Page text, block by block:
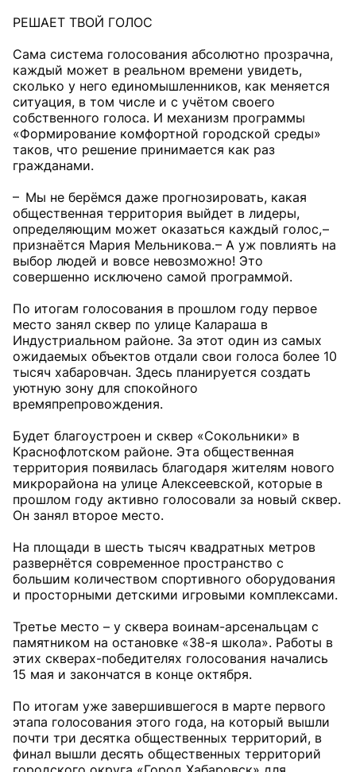
РЕШАЕТ ТВОЙ ГОЛОС
Сама система голосования абсолютно прозрачна,
каждый может в реальном времени увидеть,
сколько у него единомышленников, как меняется
ситуация, в том числе и с учётом своего
собственного голоса. И механизм программы
«Формирование комфортной городской среды»
таков, что решение принимается как раз
гражданами.
– Мы не берёмся даже прогнозировать, какая
общественная территория выйдет в лидеры,
определяющим может оказаться каждый голос, –
признаётся Мария Мельникова. – А уж повлиять на
выбор людей и вовсе невозможно! Это
совершенно исключено самой программой.
По итогам голосования в прошлом году первое
место занял сквер по улице Калараша в
Индустриальном районе. За этот один из самых
ожидаемых объектов отдали свои голоса более 10
тысяч хабаровчан. Здесь планируется создать
уютную зону для спокойного
времяпрепровождения.
Будет благоустроен и сквер «Сокольники» в
Краснофлотском районе. Эта общественная
территория появилась благодаря жителям нового
микрорайона на улице Алексеевской, которые в
прошлом году активно голосовали за новый сквер.
Он занял второе место.
На площади в шесть тысяч квадратных метров
развернётся современное пространство с
большим количеством спортивного оборудования
и просторными детскими игровыми комплексами.
Третье место – у сквера воинам-арсенальцам с
памятником на остановке «38-я школа». Работы в
этих скверах-победителях голосования начались
15 мая и закончатся в конце октября.
По итогам уже завершившегося в марте первого
этапа голосования этого года, на который вышли
почти три десятка общественных территорий, в
финал вышли десять общественных территорий